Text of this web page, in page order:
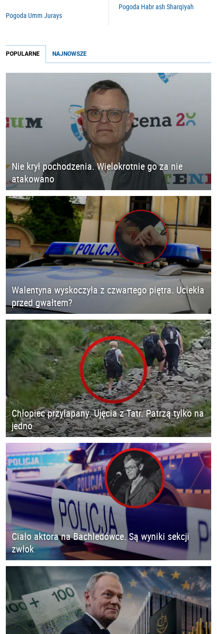
Pogoda Umm Jurays
Pogoda Habr ash Sharqīyah
POPULARNE NAJNOWSZE
Nie krył pochodzenia. Wielokrotnie go za nie
atakowano
Walentyna wyskoczyła z czwartego piętra. Uciekła
przed gwałtem?
Chłopiec przyłapany. Ujęcia z Tatr. Patrzą tylko na
jedno
Ciało aktora na Bachledówce. Są wyniki sekcji
zwłok